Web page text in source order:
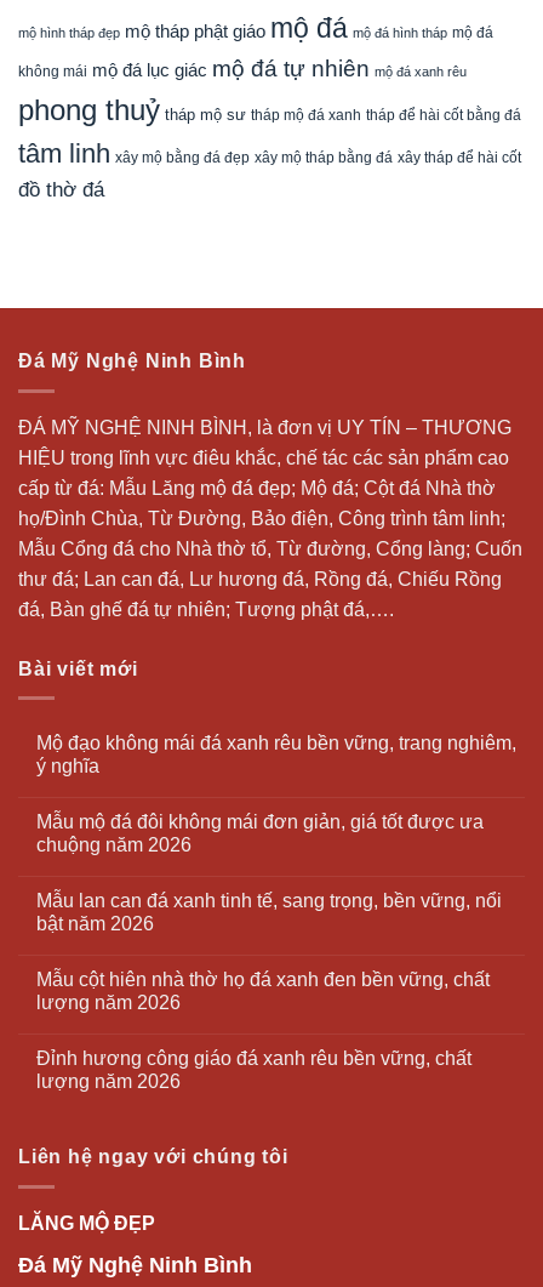
mộ hình tháp đẹp mộ tháp phật giáo mộ đá mộ đá hình tháp mộ đá
không mái mộ đá lục giác mộ đá tự nhiên mộ đá xanh rêu
phong thuỷ tháp mộ sư tháp mộ đá xanh tháp để hài cốt bằng đá
tâm linh xây mộ bằng đá đẹp xây mộ tháp bằng đá xây tháp để hài cốt
đồ thờ đá
Đá Mỹ Nghệ Ninh Bình
ĐÁ MỸ NGHỆ NINH BÌNH, là đơn vị UY TÍN – THƯƠNG
HIỆU trong lĩnh vực điêu khắc, chế tác các sản phẩm cao
cấp từ đá: Mẫu Lăng mộ đá đẹp; Mộ đá; Cột đá Nhà thờ
họ/Đình Chùa, Từ Đường, Bảo điện, Công trình tâm linh;
Mẫu Cổng đá cho Nhà thờ tổ, Từ đường, Cổng làng; Cuốn
thư đá; Lan can đá, Lư hương đá, Rồng đá, Chiếu Rồng
đá, Bàn ghế đá tự nhiên; Tượng phật đá,….
Bài viết mới
Mộ đạo không mái đá xanh rêu bền vững, trang nghiêm,
ý nghĩa
Mẫu mộ đá đôi không mái đơn giản, giá tốt được ưa
chuộng năm 2026
Mẫu lan can đá xanh tinh tế, sang trọng, bền vững, nổi
bật năm 2026
Mẫu cột hiên nhà thờ họ đá xanh đen bền vững, chất
lượng năm 2026
Đỉnh hương công giáo đá xanh rêu bền vững, chất
lượng năm 2026
Liên hệ ngay với chúng tôi
LĂNG MỘ ĐẸP
Đá Mỹ Nghệ Ninh Bình